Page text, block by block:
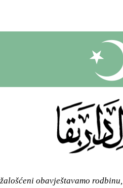
obavještavamo